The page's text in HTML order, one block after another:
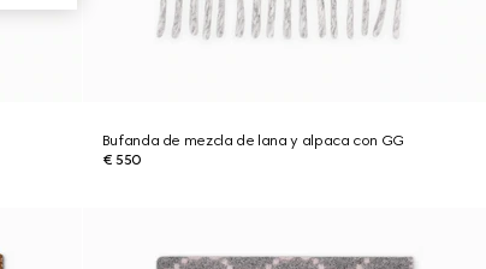
Bufanda de mezcla de lana y alpaca con GG
€ 550